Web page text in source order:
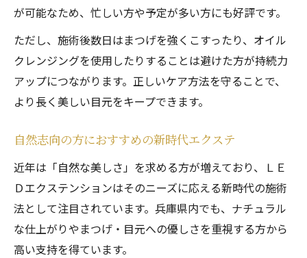
が可能なため、忙しい方や予定が多い方にも好評です。
ただし、施術後数日はまつげを強くこすったり、オイル
クレンジングを使用したりすることは避けた方が持続力
アップにつながります。正しいケア方法を守ることで、
より長く美しい目元をキープできます。
自然志向の方におすすめの新時代エクステ
近年は「自然な美しさ」を求める方が増えており、ＬＥ
Ｄエクステンションはそのニーズに応える新時代の施術
法として注目されています。兵庫県内でも、ナチュラル
な仕上がりやまつげ・目元への優しさを重視する方から
高い支持を得ています。